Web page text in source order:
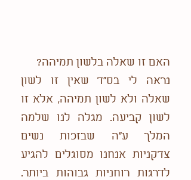
האם זו שאלה בלשון תמיהה?
נראה לי בס"ד שאין זו לשון
שאלה ולא לשון תמיהה, אלא זו
לשון קביעה. מגלה לנו שלמה
המלך ע"ה שבזכות נשים
צדקניות אנחנו מסוגלים להגיע
לדרגות רוחניות גבוהות ביותר.